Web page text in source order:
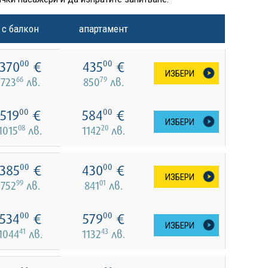
с балкон апартамент
00 €
72366лв.
43500 €
85079лв.
ИЗБЕРИ
51900 €
08 лв.
58400 €
114220лв.
ИЗБЕРИ
00 €
75299лв.
43000 €
84101 лв.
ИЗБЕРИ
00 €
41 лв.
57900 €
113243 лв.
ИЗБЕРИ